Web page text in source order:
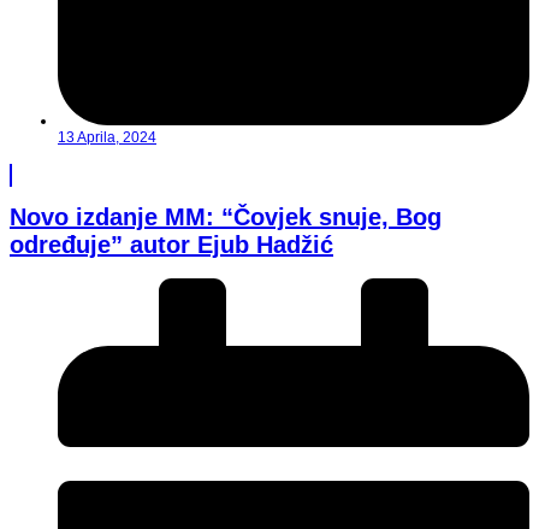
13 Aprila, 2024
Novo izdanje MM: “Čovjek snuje, Bog
određuje” autor Ejub Hadžić